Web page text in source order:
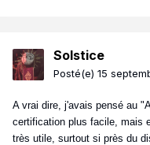
Solstice
Posté(e) 15
A vrai dire, j'avais pensé au
certification plus facile, mais
très utile, surtout si près du